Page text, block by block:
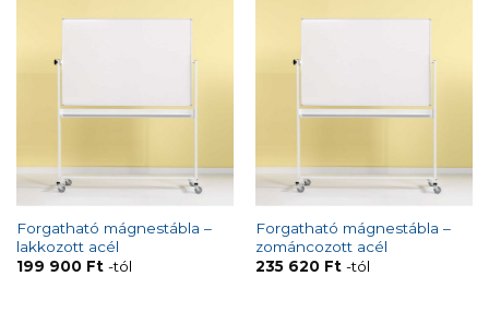
Forgatható mágnestábla –
lakkozott acél
199 900 Ft-tól
Forgatható mágnestábla –
zománcozott acél
235 620 Ft-tól